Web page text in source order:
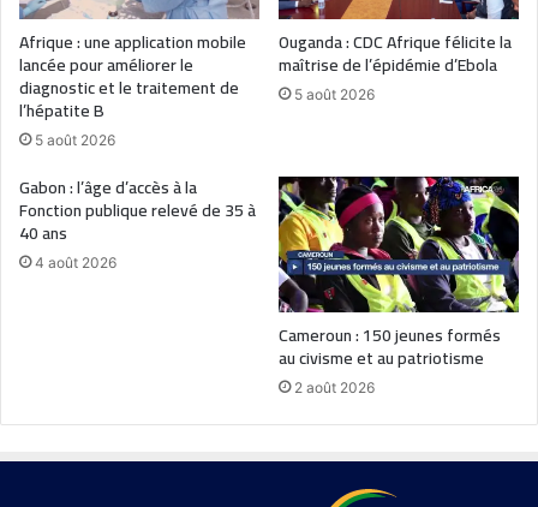
Afrique : une application mobile
lancée pour améliorer le
diagnostic et le traitement de
l’hépatite B
5 août 2026
Ouganda : CDC Afrique félicite la
maîtrise de l’épidémie d’Ebola
5 août 2026
Gabon : l’âge d’accès à la
Fonction publique relevé de 35 à
40 ans
4 août 2026
Cameroun : 150 jeunes formés
au civisme et au patriotisme
2 août 2026